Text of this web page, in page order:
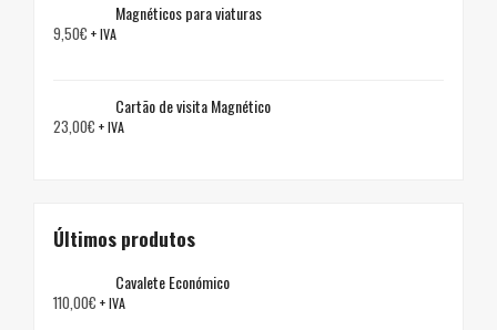
Magnéticos para viaturas
9,50€ + IVA
Cartão de visita Magnético
23,00€ + IVA
Últimos produtos
Cavalete Económico
110,00€ + IVA